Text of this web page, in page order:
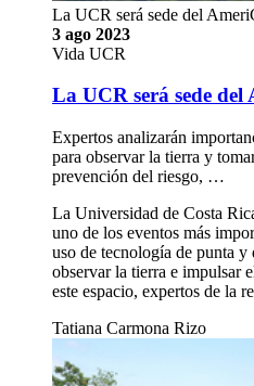
La UCR será sede del
3 ago 2023
Vida UCR
La UCR será sede del
Expertos analizarán
para observar la tierra y
prevención del riesgo, …
La Universidad de Costa
uno de los eventos más
uso de tecnología de punta y
observar la tierra e impulsar
este espacio, expertos de la
Tatiana Carmona Rizo